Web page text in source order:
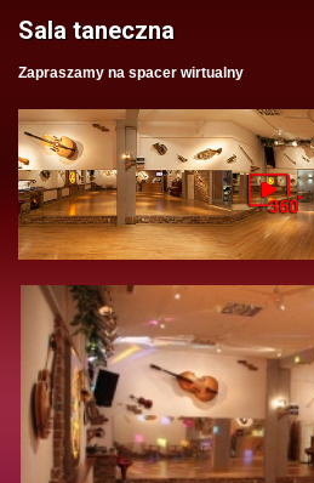
Sala taneczna
Zapraszamy na spacer wirtualny